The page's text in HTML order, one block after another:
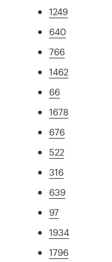
1249
640
766
1462
66
1678
676
522
316
639
97
1934
1796